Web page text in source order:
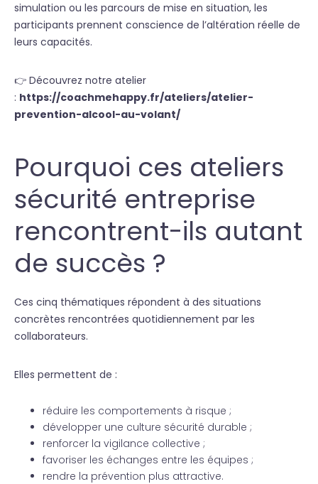
simulation ou les parcours de mise en situation, les
participants prennent conscience de l’altération réelle de
leurs capacités.
👉 Découvrez notre atelier
: https://coachmehappy.fr/ateliers/atelier-
prevention-alcool-au-volant/
Pourquoi ces ateliers
sécurité entreprise
rencontrent-ils autant
de succès ?
Ces cinq thématiques répondent à des situations
concrètes rencontrées quotidiennement par les
collaborateurs.
Elles permettent de :
réduire les comportements à risque ;
développer une culture sécurité durable ;
renforcer la vigilance collective ;
favoriser les échanges entre les équipes ;
rendre la prévention plus attractive.